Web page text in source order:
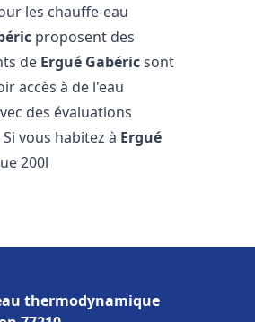
les chauffe-eau
proposent des
de Ergué Gabéricsont
accès à de l'eau
des évaluations
vous habitez à Ergué
200l
thermodynamique